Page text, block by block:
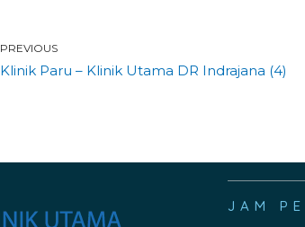
PREVIOUS
Klinik Paru – Klinik Utama DR Indrajana (4)
JAM